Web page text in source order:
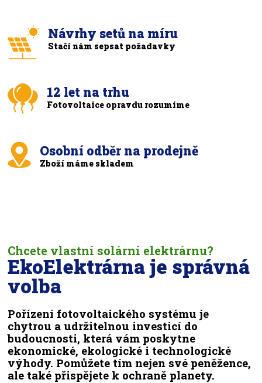
Návrhy setů na míru
Stačí nám sepsat požadavky
12 let na trhu
Fotovoltaice opravdu rozumíme
Osobní odběr na prodejně
Zboží máme skladem
Chcete vlastní solární elektrárnu?
EkoElektrárna je správná
volba
Pořízení fotovoltaického systému je
chytrou a udržitelnou investicí do
budoucnosti, která vám poskytne
ekonomické, ekologické i technologické
výhody. Pomůžete tím nejen své peněžence,
ale také přispějete k ochraně planety.